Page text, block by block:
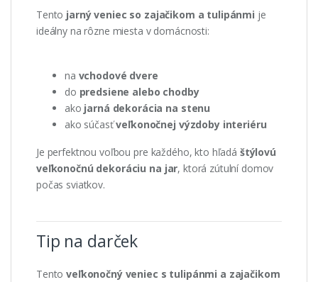
Tento jarný veniec so zajačikom a tulipánmi je
ideálny na rôzne miesta v domácnosti:
na vchodové dvere
do predsiene alebo chodby
ako jarná dekorácia na stenu
ako súčasťveľkonočnej výzdoby interiéru
Je perfektnou voľbou pre každého, kto hľadá štýlovú
veľkonočnú dekoráciu na jar, ktorá zútulní domov
počas sviatkov.
Tip na darček
Tentoveľkonočný veniec s tulipánmi a zajačikom